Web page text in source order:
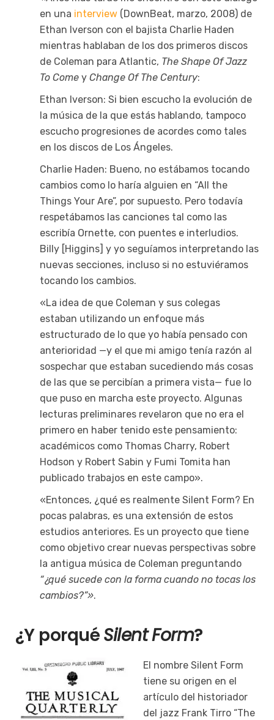
en una interview (DownBeat, marzo, 2008) de
Ethan Iverson con el bajista Charlie Haden
mientras hablaban de los dos primeros discos
de Coleman para Atlantic, The Shape Of Jazz
To Come y Change Of The Century:
Ethan Iverson: Si bien escucho la evolución de
la música de la que estás hablando, tampoco
escucho progresiones de acordes como tales
en los discos de Los Ángeles.
Charlie Haden: Bueno, no estábamos tocando
cambios como lo haría alguien en “All the
Things Your Are”, por supuesto. Pero todavía
respetábamos las canciones tal como las
escribía Ornette, con puentes e interludios.
Billy [Higgins] y yo seguíamos interpretando las
nuevas secciones, incluso si no estuviéramos
tocando los cambios.
«La idea de que Coleman y sus colegas
estaban utilizando un enfoque más
estructurado de lo que yo había pensado con
anterioridad —y el que mi amigo tenía razón al
sospechar que estaban sucediendo más cosas
de las que se percibían a primera vista— fue lo
que puso en marcha este proyecto. Algunas
lecturas preliminares revelaron que no era el
primero en haber tenido este pensamiento:
académicos como Thomas Charry, Robert
Hodson y Robert Sabin y Fumi Tomita han
publicado trabajos en este campo».
«Entonces, ¿qué es realmente Silent Form? En
pocas palabras, es una extensión de estos
estudios anteriores. Es un proyecto que tiene
como objetivo crear nuevas perspectivas sobre
la antigua música de Coleman preguntando
“¿qué sucede con la forma cuando no tocas los
cambios?”».
¿Y porquéSilent Form?
El nombre Silent Form
tiene su origen en el
artículo del historiador
del jazz Frank Tirro “The